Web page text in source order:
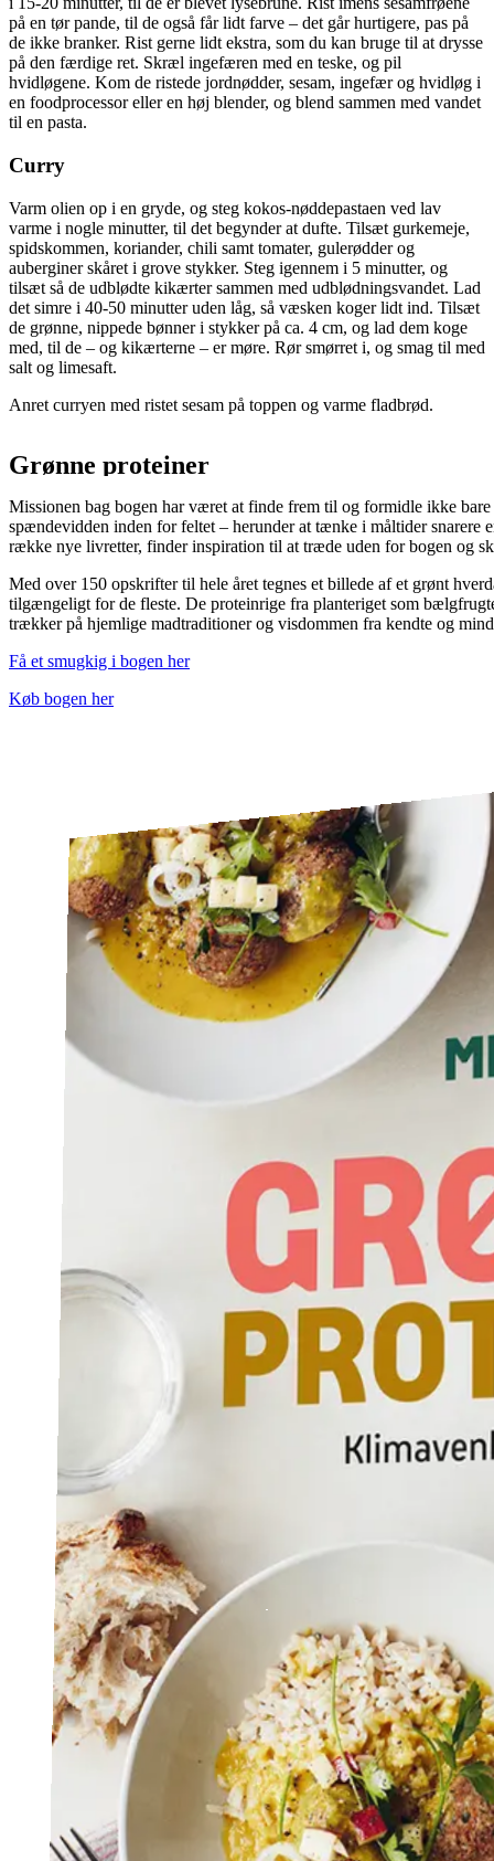
på en tør pande, til de også får lidt farve – det går hurtigere, pas på
de ikke branker. Rist gerne lidt ekstra, som du kan bruge til at drysse
på den færdige ret. Skræl ingefæren med en teske, og pil
hvidløgene. Kom de ristede jordnødder, sesam, ingefær og hvidløg i
en foodprocessor eller en høj blender, og blend sammen med vandet
til en pasta.
Curry
Varm olien op i en gryde, og steg kokos-nøddepastaen ved lav
varme i nogle minutter, til det begynder at dufte. Tilsæt gurkemeje,
spidskommen, koriander, chili samt tomater, gulerødder og
auberginer skåret i grove stykker. Steg igennem i 5 minutter, og
tilsæt så de udblødte kikærter sammen med udblødningsvandet. Lad
det simre i 40-50 minutter uden låg, så væsken koger lidt ind. Tilsæt
de grønne, nippede bønner i stykker på ca. 4 cm, og lad dem koge
med, til de – og kikærterne – er møre. Rør smørret i, og smag til med
salt og limesaft.
Anret curryen med ristet sesam på toppen og varme fladbrød.
Grønne proteiner
Missionen bag bogen har været at finde frem til og formidle ikke
spændevidden inden for feltet – herunder at tænke i måltider snarere
række nye livretter, finder inspiration til at træde uden for bogen og
Med over 150 opskrifter til hele året tegnes et billede af et grønt
tilgængeligt for de fleste. De proteinrige fra planteriget som
trækker på hjemlige madtraditioner og visdommen fra kendte og
Få et smugkig i bogen her
Køb bogen her